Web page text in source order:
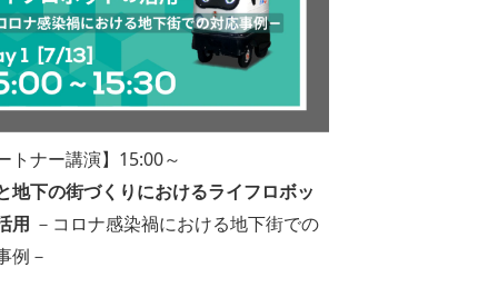
トナー講演】15:00～
地下の街づくりにおけるライフロボッ
用 －コロナ感染禍における地下街での
例－